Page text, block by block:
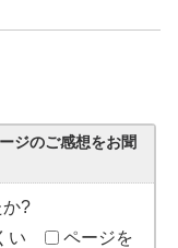
ジのご感想をお聞
か?
い
ページを